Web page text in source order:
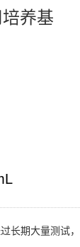
养基
长期大量测试，